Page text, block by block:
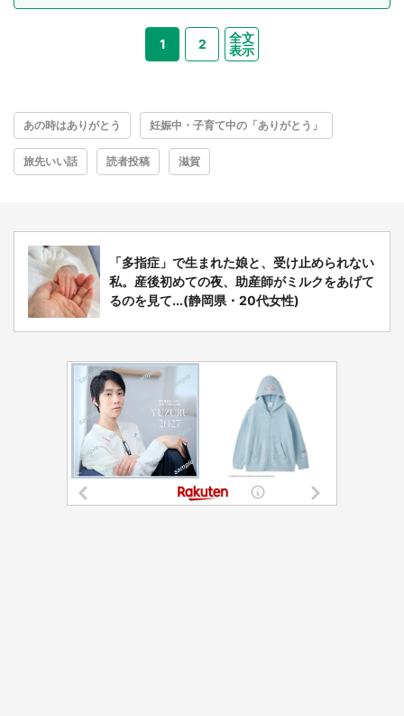
1 2
全文
表示
あの時はありがとう 妊娠中・子育て中の「ありがとう」
旅先いい話 読者投稿 滋賀
「多指症」で生まれた娘と、受け止められない
私。産後初めての夜、助産師がミルクをあげて
るのを見て...(静岡県・20代女性)